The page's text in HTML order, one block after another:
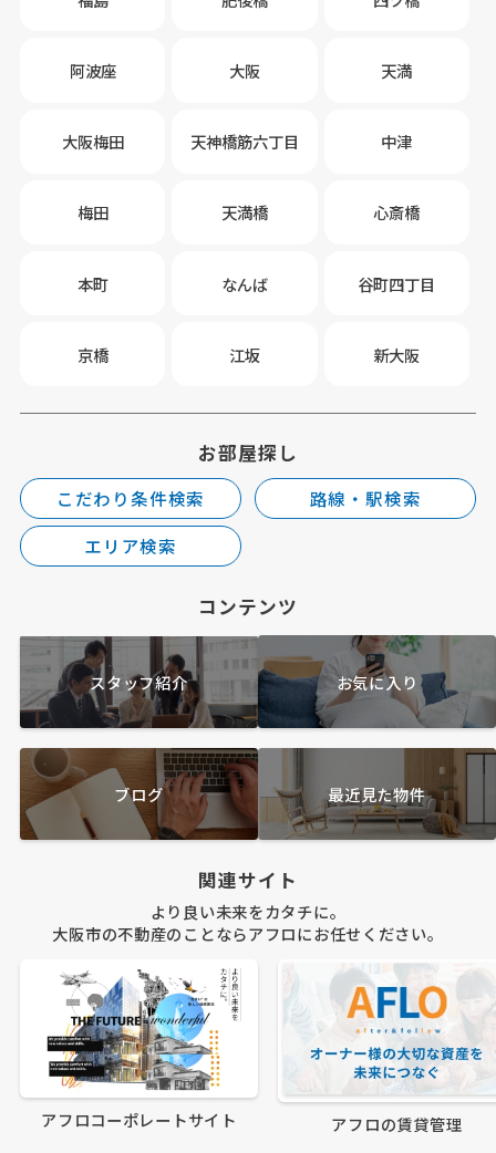
阿波座 大阪 天満
大阪梅田 天神橋筋六丁目 中津
梅田 天満橋 心斎橋
本町 なんば 谷町四丁目
京橋 江坂 新大阪
お部屋探し
こだわり条件検索
路線・駅検索
エリア検索
コンテンツ
スタッフ紹介 お気に入り
ブログ 最近見た物件
関連サイト
より良い未来をカタチに。
大阪市の不動産のことならアフロにお任せください。
アフロコーポレートサイト アフロの賃貸管理